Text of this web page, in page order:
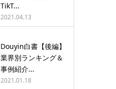
TikT...
2021.04.13
Douyin白書【後編】
業界別ランキング＆
事例紹介...
2021.01.18